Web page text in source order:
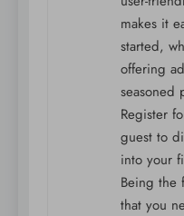
makes it
started,
offering
seasoned
Register
guest to
into your
Being the
that you